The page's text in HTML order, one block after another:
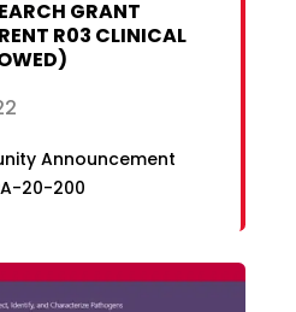
GRANT
R03 CLINICAL
Announcement
20-200